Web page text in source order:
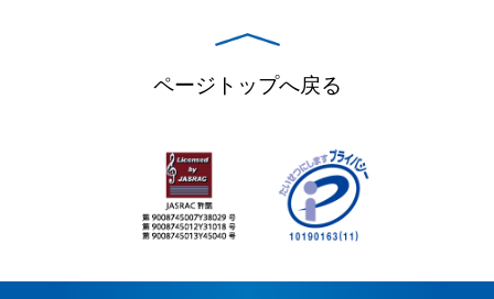
ページトップへ戻る